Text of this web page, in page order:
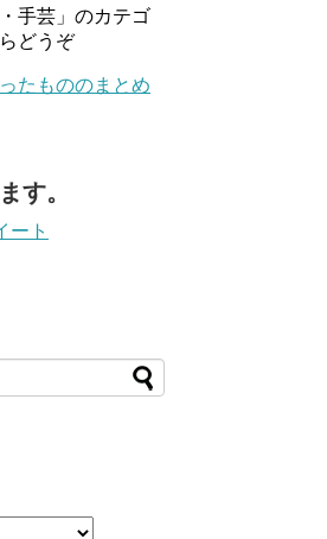
手芸」のカテゴ
どうぞ
たもののまとめ
す。
ート